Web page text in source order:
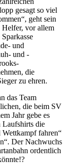
gesagt so viel
geht sein
vor allem
und
und -
die
zu ehren.
das Team
die beim SV
Jahr gebe es
Laufshirts die
fahren“
Der Nachwuchs
ordentlich